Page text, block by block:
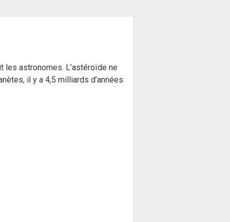
les astronomes. L’astéroïde ne
il y a 4,5 milliards d’années